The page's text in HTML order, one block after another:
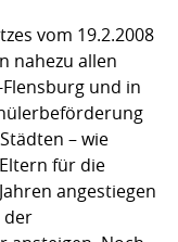
vom 19.2.2008
nahezu allen
und in
– wie
für die
angestiegen
der